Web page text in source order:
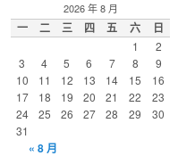
2026 年 8 月
一 二 三 四 五 六 日
1
2
3
4 5 6 7 8
9
10
11 12 13 14 15
16
17
18 19 20 21 22
23
24
25 26 27 28 29
30
31
« 8 月